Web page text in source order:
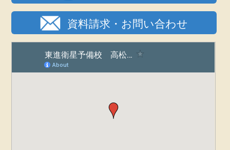
資料請求・お問い合わせ